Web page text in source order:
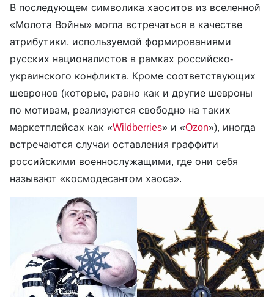
В последующем символика хаоситов из вселенной
«Молота Войны» могла встречаться в качестве
атрибутики, используемой формированиями
русских националистов в рамках российско-
украинского конфликта. Кроме соответствующих
шевронов (которые, равно как и другие шевроны
по мотивам, реализуются свободно на таких
маркетплейсах как «Wildberries» и «Ozon»), иногда
встречаются случаи оставления граффити
российскими военнослужащими, где они себя
называют «космодесантом хаоса».